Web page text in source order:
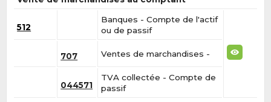
512
Banques - Compte de l'actif
ou de passif
707 Ventes de marchandises -
044571
TVA collectée - Compte de
passif